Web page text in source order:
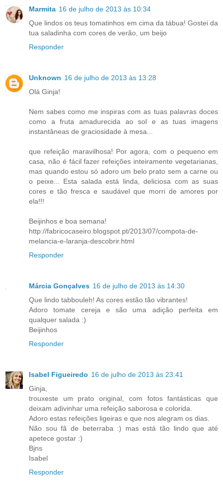
Marmita 16 de julho de 2013 às 10:34
Que lindos os teus tomatinhos em cima da tábua! Gostei da
tua saladinha com cores de verão, um beijo
Responder
Unknown 16 de julho de 2013 às 13:28
Olá Ginja!
Nem sabes como me inspiras com as tuas palavras doces
como a fruta amadurecida ao sol e as tuas imagens
instantâneas de graciosidade à mesa...
que refeição maravilhosa! Por agora, com o pequeno em
casa, não é fácil fazer refeições inteiramente vegetarianas,
mas quando estou só adoro um belo prato sem a carne ou
o peixe... Esta salada está linda, deliciosa com as suas
cores e tão fresca e saudável que morri de amores por
ela!!!
Beijinhos e boa semana!
http://fabricocaseiro.blogspot.pt/2013/07/compota-de-
melancia-e-laranja-descobrir.html
Responder
Márcia Gonçalves 16 de julho de 2013 às 14:30
Que lindo tabbouleh! As cores estão tão vibrantes!
Adoro tomate cereja e são uma adição perfeita em
qualquer salada :)
Beijinhos
Responder
Isabel Figueiredo 16 de julho de 2013 às 23:41
Ginja,
trouxeste um prato original, com fotos fantásticas que
deixam adivinhar uma refeição saborosa e colorida.
Adoro estas refeições ligeiras e que nos alegram os dias.
Não sou fã de beterraba :) mas está tão lindo que até
apetece gostar :)
Bjns
Isabel
Responder